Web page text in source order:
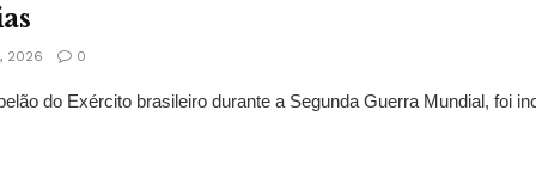
2026 0
do Exército brasileiro durante a Segunda Guerra Mundial, foi